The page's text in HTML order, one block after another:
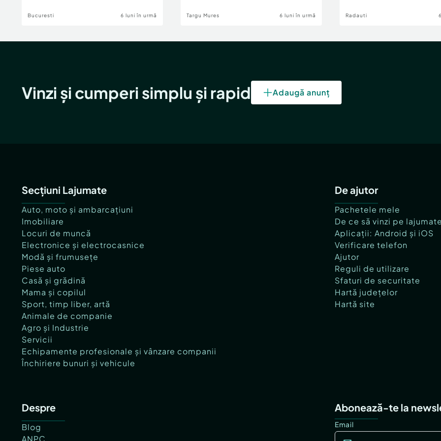
Bucuresti 6 luni în urmă Targu Mures 6 luni în urmă Radauti
Vinzi și cumperi simplu și rapid Adaugă anunț
Secțiuni Lajumate
Auto, moto și ambarcațiuni
Imobiliare
Locuri de muncă
Electronice și electrocasnice
Modă și frumusețe
Piese auto
Casă și grădină
Mama și copilul
Sport, timp liber, artă
Animale de companie
Agro și Industrie
Servicii
Echipamente profesionale și vânzare companii
Închiriere bunuri și vehicule
De ajutor
Pachetele mele
De ce să vinzi pe
Aplicații: Android și iOS
Verificare telefon
Ajutor
Reguli de utilizare
Sfaturi de securitate
Hartă județelor
Hartă site
Despre
Blog
ANPC
Abonează-te la
Email